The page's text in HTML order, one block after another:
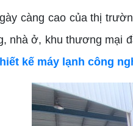
càng cao của thị
nhà ở, khu thương mại
kế máy lạnh công